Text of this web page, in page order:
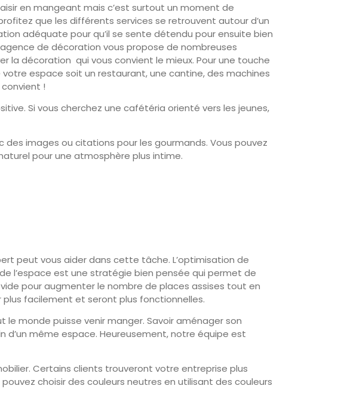
en mangeant mais c’est surtout un moment de
que les différents services se retrouvent autour d’un
adéquate pour qu’il se sente détendu pour ensuite bien
de décoration vous propose de nombreuses
la décoration qui vous convient le mieux. Pour une touche
espace soit un restaurant, une cantine, des machines
!
Si vous cherchez une cafétéria orienté vers les jeunes,
images ou citations pour les gourmands. Vous pouvez
pour une atmosphère plus intime.
peut vous aider dans cette tâche. L’optimisation de
l’espace est une stratégie bien pensée qui permet de
pour augmenter le nombre de places assises tout en
facilement et seront plus fonctionnelles.
monde puisse venir manger. Savoir aménager son
d’un même espace. Heureusement, notre équipe est
Certains clients trouveront votre entreprise plus
choisir des couleurs neutres en utilisant des couleurs